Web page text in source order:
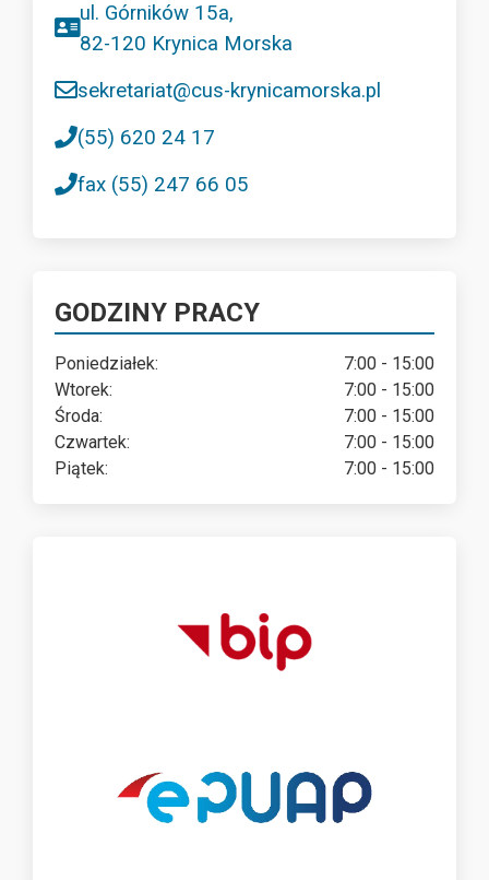
ul. Górników 15a,
82-120 Krynica Morska
sekretariat@cus-krynicamorska.pl
(55) 620 24 17
fax (55) 247 66 05
GODZINY PRACY
Poniedziałek:
7:00 - 15:00
Wtorek:
7:00 - 15:00
Środa:
7:00 - 15:00
Czwartek:
7:00 - 15:00
Piątek:
7:00 - 15:00